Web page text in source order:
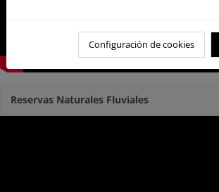
Reservas Naturales Fluviales
Configuración de cookies